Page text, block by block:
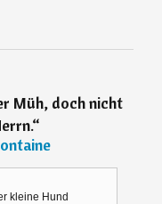
Müh, doch nicht
“
kleine Hund